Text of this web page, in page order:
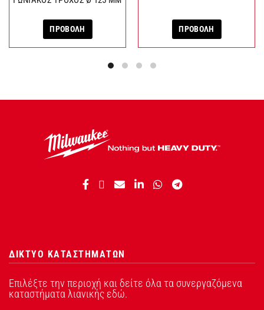
ΠΡΟΒΟΛΗ ΠΡΟΒΟΛΗ
ΔΙΚΤΥΟ ΚΑΤΑΣΤΗΜΑΤΩΝ
Επιλέξτε την περιοχή και δείτε όλα τα συνεργαζόμενα
καταστήματα λιανικής εδώ.